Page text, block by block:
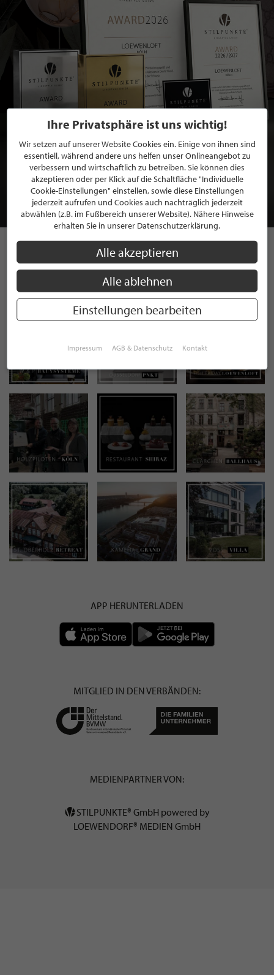
BEWERBEN SIE SICH FÜR EINE GRATIS
MITGLIEDSCHAFT BEI STILPUNKTE®
JETZT GRATIS BEWERBEN
STILPUNKTE AUF
INSTAGRAM
APP HERUNTERLADEN
MITGLIED IN DEN VERBÄNDEN:
MEDIENPARTNER VON:
STILPUNKTE® GmbH powered by
LOEWENDORF® MEDIEN GmbH
Ihre Privatsphäre ist uns wichtig!
Wir setzen auf unserer Website Cookies ein. Einige von ihnen sind
essentiell, während andere uns helfen unser Onlineangebot zu
verbessern und wirtschaftlich zu betreiben. Sie können dies
akzeptieren oder per Klick auf die Schaltfläche "Individuelle
Cookie-Einstellungen" einstellen, sowie diese Einstellungen
jederzeit aufrufen und Cookies auch nachträglich jederzeit
abwählen (z.B. im Fußbereich unserer Website). Nähere Hinweise
erhalten Sie in unserer Datenschutzerklärung.
Alle akzeptieren
Alle ablehnen
Einstellungen bearbeiten
Impressum AGB & Datenschutz Kontakt